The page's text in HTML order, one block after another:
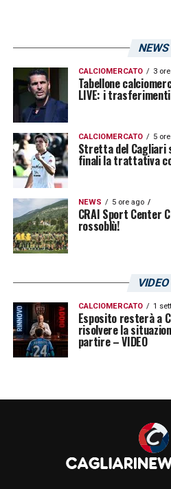
NEWS
CALCIOMERCATO 3
Tabellone
LIVE: i
CALCIOMERCATO 5
Stretta del Cagliari
finali la trattativa
NEWS 5 ore ago
CRAI Sport Center
rossoblù!
VIDEO
CALCIOMERCATO 1
Esposito resterà a
risolvere la
partire – VIDEO